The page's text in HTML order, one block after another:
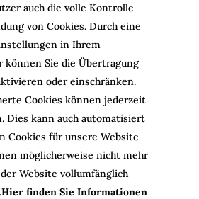
auch die volle Kontrolle
von Cookies. Durch eine
in Ihrem
Sie die Übertragung
oder einschränken.
Cookies können jederzeit
Dies kann auch automatisiert
Cookies für unsere Website
möglicherweise nicht mehr
Website vollumfänglich
Hier finden Sie Informationen